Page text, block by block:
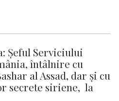
Șeful Serviciului
întâlnire cu
al Assad, dar şi cu
secrete siriene, la